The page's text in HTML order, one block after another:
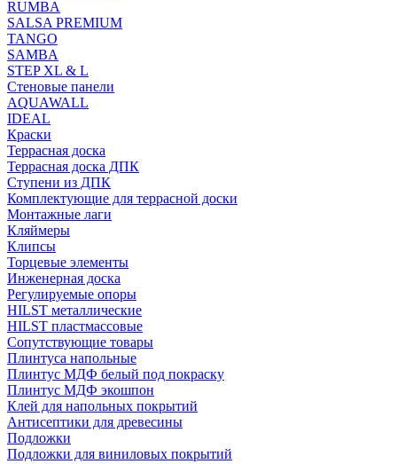
RUMBA
SALSA PREMIUM
TANGO
SAMBA
STEP XL & L
Стеновые панели
AQUAWALL
IDEAL
Краски
Террасная доска
Террасная доска ДПК
Ступени из ДПК
Комплектующие для террасной доски
Монтажные лаги
Кляймеры
Клипсы
Торцевые элементы
Инженерная доска
Регулируемые опоры
HILST металлические
HILST пластмассовые
Сопутствующие товары
Плинтуса напольные
Плинтус МДФ белый под покраску
Плинтус МДФ экошпон
Клей для напольных покрытий
Антисептики для древесины
Подложки
Подложки для виниловых покрытий